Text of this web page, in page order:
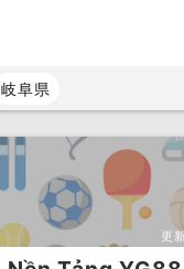
岐阜県
更